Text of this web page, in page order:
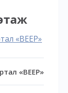
«ВЕЕР»
«ВЕЕР»